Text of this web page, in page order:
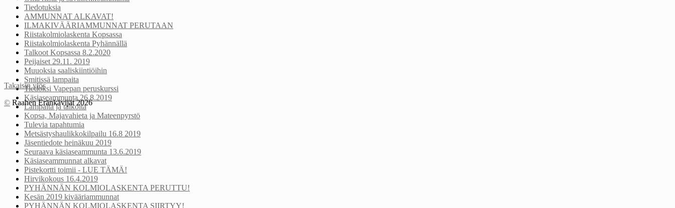
Tiedotuksia
AMMUNNAT ALKAVAT!
ILMAKIVÄÄRIAMMUNNAT PERUTAAN
Riistakolmiolaskenta Kopsassa
Riistakolmiolaskenta Pyhännällä
Talkoot Kopsassa 8.2.2020
Peijaiset 29.11. 2019
Muuoksia saaliskiintiöihin
Smitissä lampaita
Tiedoksi Vapepan peruskurssi
Käsiaseammunta 26.8.2019
Lampaita ja talkoita
Kopsa, Majavahieta ja Mateenpyrstö
Tulevia tapahtumia
Metsästyshaulikkokilpailu 16.8 2019
Jäsentiedote heinäkuu 2019
Seuraava käsiaseammunta 13.6.2019
Käsiaseammunnat alkavat
Pistekortti toimii - LUE TÄMÄ!
Hirvikokous 16.4.2019
PYHÄNNÄN KOLMIOLASKENTA PERUTTU!
Kesän 2019 kivääriammunnat
PYHÄNNÄN KOLMIOLASKENTA SIIRTYY!
Takaisin ylös
© Raahen Eränkävijät 2026